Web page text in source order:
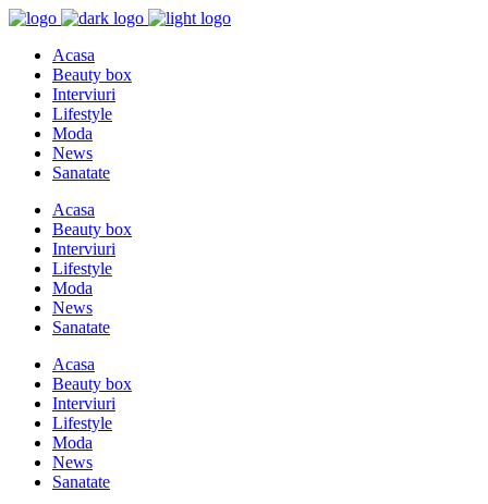
Acasa
Beauty box
Interviuri
Lifestyle
Moda
News
Sanatate
Acasa
Beauty box
Interviuri
Lifestyle
Moda
News
Sanatate
Acasa
Beauty box
Interviuri
Lifestyle
Moda
News
Sanatate